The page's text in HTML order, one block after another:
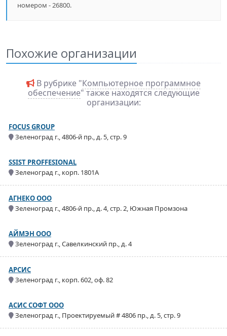
номером - 26800.
Похожие организации
В рубрике "Компьютерное программное
обеспечение" также находятся следующие
организации:
FOCUS GROUP
Зеленоград г., 4806-й пр., д. 5, стр. 9
SSIST PROFFESIONAL
Зеленоград г., корп. 1801А
АГНЕКО ООО
Зеленоград г., 4806-й пр., д. 4, стр. 2, Южная Промзона
АЙМЭН ООО
Зеленоград г., Савелкинский пр., д. 4
АРСИС
Зеленоград г., корп. 602, оф. 82
АСИС СОФТ ООО
Зеленоград г., Проектируемый # 4806 пр., д. 5, стр. 9